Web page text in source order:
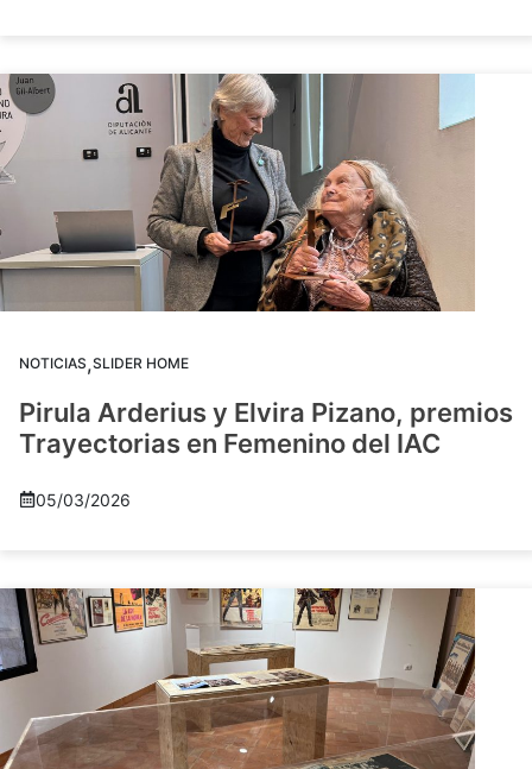
NOTICIAS,SLIDER HOME
Pirula Arderius y Elvira Pizano, premios
Trayectorias en Femenino del IAC
05/03/2026